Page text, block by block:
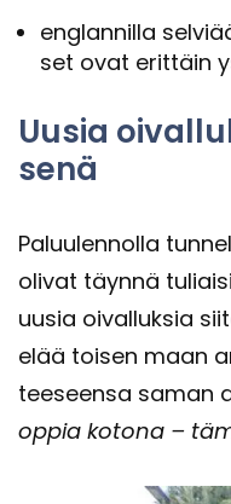
englan­nil­la
set ovat erit­täin
Uusia
se­nä
Pa­luu­len­nol­la
oli­vat täyn­nä
uusia oi­val­luk­sia
elää toi­sen maan
tee­seen­sa saman
oppia ko­to­na –